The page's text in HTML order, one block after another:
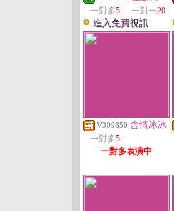
一對多5 一對一20
進入免費視訊
V309850 含情冰冰
一對多5
一對多表演中